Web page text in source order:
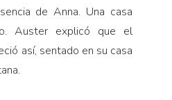
de Anna. Una casa
Auster explicó que el
así, sentado en su casa